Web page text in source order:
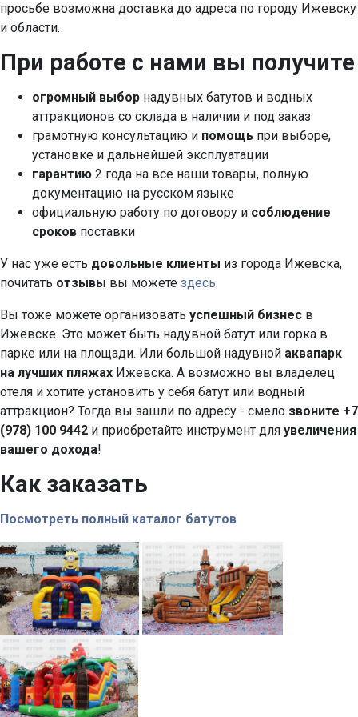
просьбе возможна доставка до адреса по городу Ижевску
и области.
При работе с нами вы получите
огромный выбор надувных батутов и водных
аттракционов со склада в наличии и под заказ
грамотную консультацию и помощь при выборе,
установке и дальнейшей эксплуатации
гарантию 2 года на все наши товары, полную
документацию на русском языке
официальную работу по договору и соблюдение
сроков поставки
У нас уже есть довольные клиенты из города Ижевска,
почитать отзывы вы можете здесь.
Вы тоже можете организовать успешный бизнес в
Ижевске. Это может быть надувной батут или горка в
парке или на площади. Или большой надувной аквапарк
на лучших пляжах Ижевска. А возможно вы владелец
отеля и хотите установить у себя батут или водный
аттракцион? Тогда вы зашли по адресу - смело звоните +7
(978) 100 9442 и приобретайте инструмент для увеличения
вашего дохода!
Как заказать
Посмотреть полный каталог батутов